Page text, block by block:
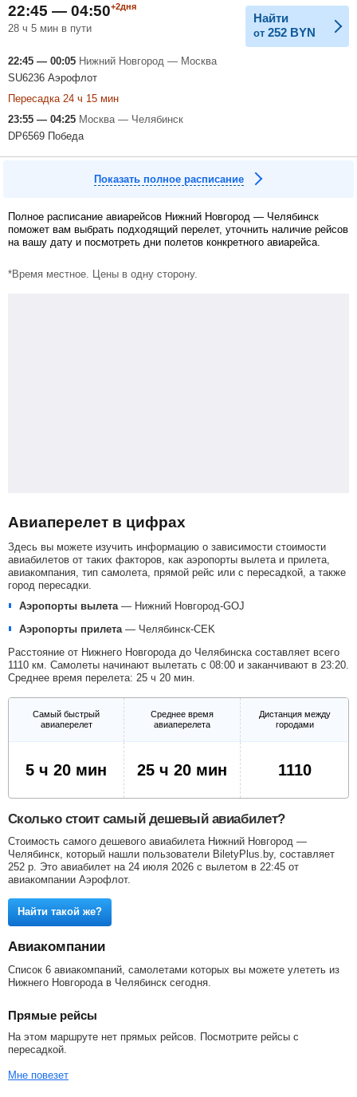
22:45 — 04:50+2дня
28 ч 5 мин в пути
Найти
от 252 BYN
22:45 — 00:05 Нижний Новгород — Москва
SU6236 Аэрофлот
Пересадка 24 ч 15 мин
23:55 — 04:25 Москва — Челябинск
DP6569 Победа
Показать полное расписание
Полное расписание авиарейсов Нижний Новгород — Челябинск
поможет вам выбрать подходящий перелет, уточнить наличие рейсов
на вашу дату и посмотреть дни полетов конкретного авиарейса.
*Время местное. Цены в одну сторону.
Авиаперелет в цифрах
Здесь вы можете изучить информацию о зависимости стоимости
авиабилетов от таких факторов, как аэропорты вылета и прилета,
авиакомпания, тип самолета, прямой рейс или с пересадкой, а также
город пересадки.
Аэропорты вылета — Нижний Новгород-GOJ
Аэропорты прилета — Челябинск-CEK
Расстояние от Нижнего Новгорода до Челябинска составляет всего
1110 км. Самолеты начинают вылетать с 08:00 и заканчивают в 23:20.
Среднее время перелета: 25 ч 20 мин.
Самый быстрый
авиаперелет
Среднее время
авиаперелета
Дистанция между
городами
5 ч 20 мин 25 ч 20 мин 1110
Сколько стоит самый дешевый авиабилет?
Стоимость самого дешевого авиабилета Нижний Новгород —
Челябинск, который нашли пользователи BiletyPlus.by, составляет
252 р . Это авиабилет на 24 июля 2026 с вылетом в 22:45 от
авиакомпании Аэрофлот.
Найти такой же?
Авиакомпании
Список 6 авиакомпаний, самолетами которых вы можете улететь из
Нижнего Новгорода в Челябинск сегодня.
Прямые рейсы
На этом маршруте нет прямых рейсов. Посмотрите рейсы с
пересадкой.
Мне повезет